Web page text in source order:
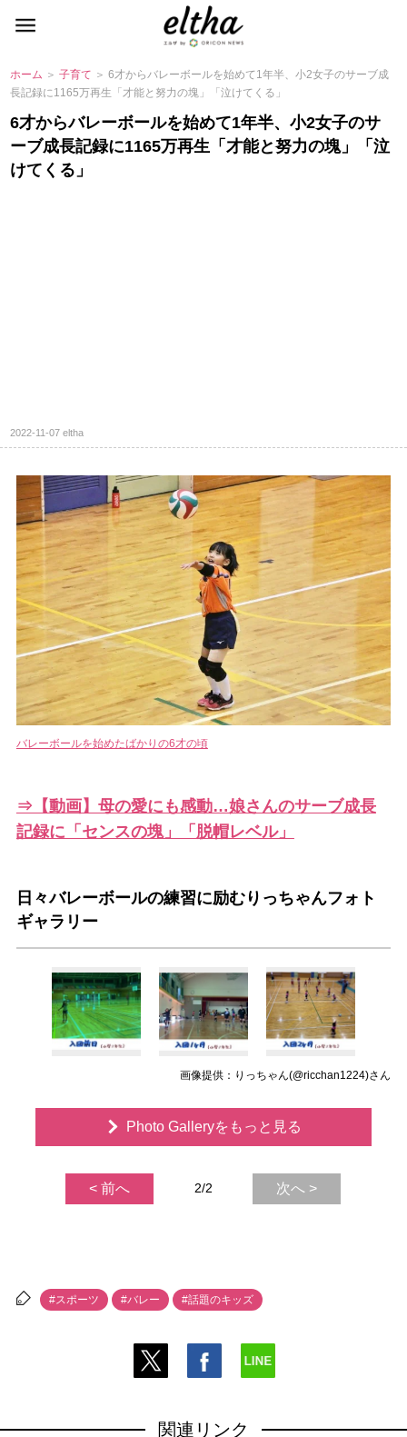
ホーム ＞子育て ＞ 6才からバレーボールを始めて1年半、小2女子のサーブ成
長記録に1165万再生「才能と努力の塊」「泣けてくる」
6才からバレーボールを始めて1年半、小2女子のサ
ーブ成長記録に1165万再生「才能と努力の塊」「泣
けてくる」
2022-11-07eltha
バレーボールを始めたばかりの6才の頃
⇒【動画】母の愛にも感動…娘さんのサーブ成長
記録に「センスの塊」「脱帽レベル」
日々バレーボールの練習に励むりっちゃんフォト
ギャラリー
画像提供：りっちゃん(@ricchan1224)さん
Photo Galleryをもっと見る
< 前へ 2/2 次へ >
#スポーツ #バレー #話題のキッズ
関連リンク